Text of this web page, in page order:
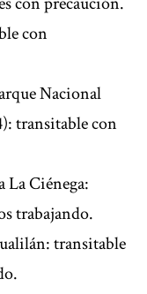
con
Nacional
transitable con
La Ciénega:
trabajando.
transitable